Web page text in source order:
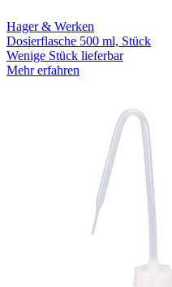
Hager & Werken
Dosierflasche 500 ml, Stück
Wenige Stück lieferbar
Mehr erfahren